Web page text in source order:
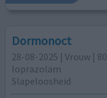
Dormonoct
28-08-2025 | Vrouw | 80
loprazolam
Slapeloosheid